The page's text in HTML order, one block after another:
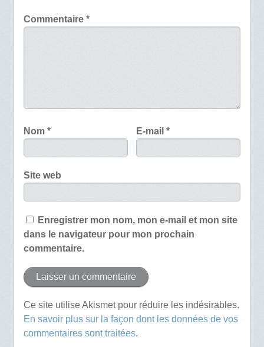
Commentaire *
Nom * E-mail*
Site web
Enregistrer mon nom, mon e-mail et mon site
dans le navigateur pour mon prochain
commentaire.
Ce site utilise Akismet pour réduire les indésirables.
En savoir plus sur la façon dont les données de vos
commentaires sont traitées.